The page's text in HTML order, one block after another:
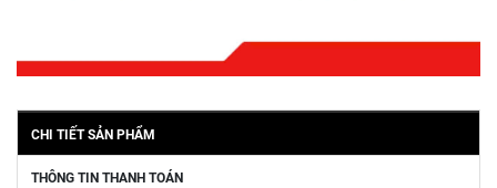
CHI TIẾT SẢN PHẨM
THÔNG TIN THANH TOÁN